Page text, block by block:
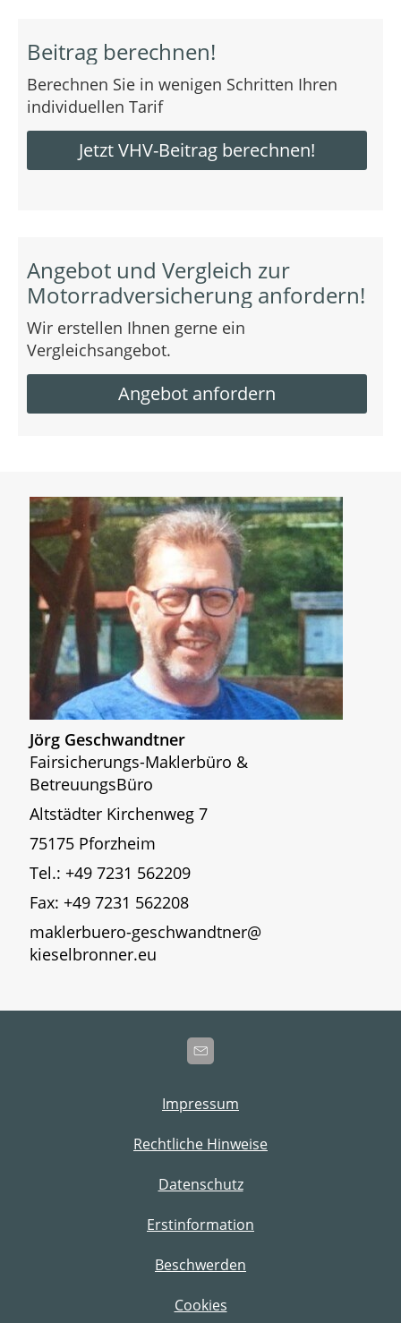
Beitrag berechnen!
Berechnen Sie in wenigen Schritten Ihren
individuellen Tarif
Jetzt VHV-Beitrag berechnen!
Angebot und Vergleich zur
Motorradversicherung anfordern!
Wir erstellen Ihnen gerne ein
Vergleichsangebot.
Angebot anfordern
Jörg Geschwandtner
Fairsicherungs-Maklerbüro &
BetreuungsBüro
Altstädter Kirchenweg 7
75175 Pforzheim
Tel.: +49 7231 562209
Fax: +49 7231 562208
maklerbuero-geschwandtner@
kieselbronner.eu
Impressum
Rechtliche Hinweise
Datenschutz
Erstinformation
Beschwerden
Cookies